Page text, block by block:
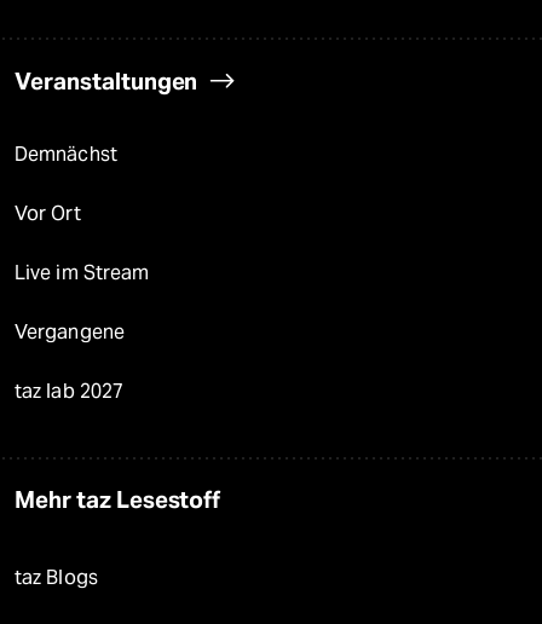
Veranstaltungen
Demnächst
Vor Ort
Live im Stream
Vergangene
taz lab 2027
Mehr taz Lesestoff
taz Blogs